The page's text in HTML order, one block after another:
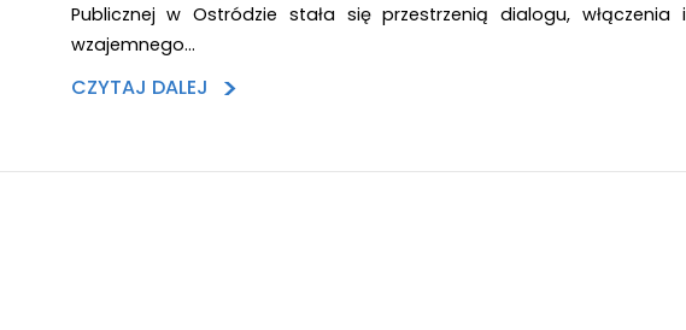
Publicznej w Ostródzie stała się przestrzenią dialogu, włączenia i
wzajemnego…
CZYTAJ DALEJ >